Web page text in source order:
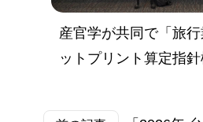
産官学が共同で「旅
ットプリント算定指